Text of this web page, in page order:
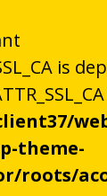
is
theme-
roots/